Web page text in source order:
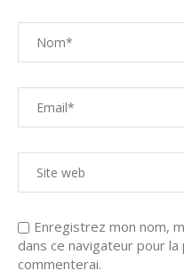
Enregistrez mon nom,
dans ce navigateur pour
commenterai.